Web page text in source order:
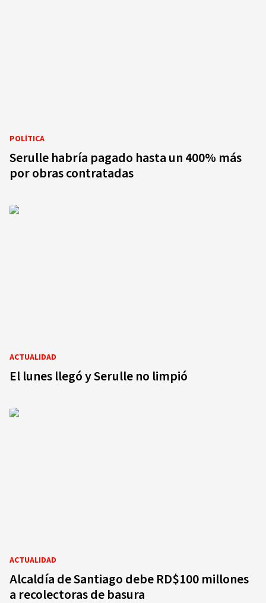
POLÍTICA
Serulle habría pagado hasta un 400% más
por obras contratadas
ACTUALIDAD
El lunes llegó y Serulle no limpió
ACTUALIDAD
Alcaldía de Santiago debe RD$100 millones
a recolectoras de basura